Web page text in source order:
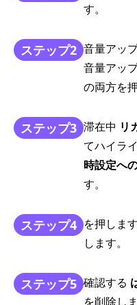
す。
ステップ2 音量アッ
音量アッ
の両方を
ステップ3 滞在中 リ
てハイラ
時設定へ
す。
ステップ4 を押します
します。
ステップ5 確認する
を削除しま